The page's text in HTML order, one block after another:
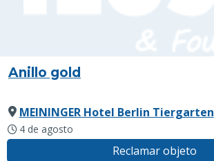
Anillo gold
MEININGER Hotel Berlin Tiergarten
4 de agosto
Reclamar objeto